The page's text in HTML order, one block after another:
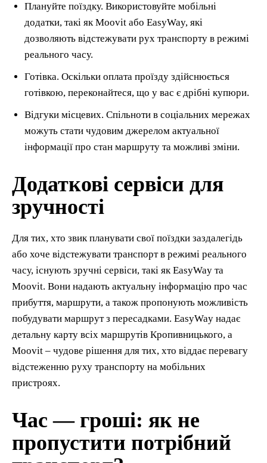
Плануйте поїздку. Використовуйте мобільні
додатки, такі як Moovit або EasyWay, які
дозволяють відстежувати рух транспорту в режимі
реального часу.
Готівка. Оскільки оплата проїзду здійснюється
готівкою, переконайтеся, що у вас є дрібні купюри.
Відгуки місцевих. Спільноти в соціальних мережах
можуть стати чудовим джерелом актуальної
інформації про стан маршруту та можливі зміни.
Додаткові сервіси для
зручності
Для тих, хто звик планувати свої поїздки заздалегідь
або хоче відстежувати транспорт в режимі реального
часу, існують зручні сервіси, такі як EasyWay та
Moovit. Вони надають актуальну інформацію про час
прибуття, маршрути, а також пропонують можливість
побудувати маршрут з пересадками. EasyWay надає
детальну карту всіх маршрутів Кропивницького, а
Moovit – чудове рішення для тих, хто віддає перевагу
відстеженню руху транспорту на мобільних
пристроях.
Час — гроші: як не
пропустити потрібний